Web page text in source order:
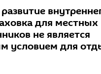
для местных
не является
условием для